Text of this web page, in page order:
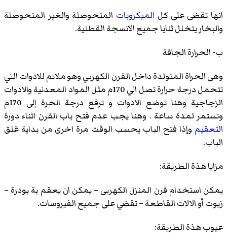
انها تقضى على كل الميكروبات المتحوصلة والغير المتحوصلة
والبخار يتخلل ثنايا جميع الانسجة القطنية.
ب‌- الحرارة الجافة
وهى الحراة المتولدة داخل الفرن الكهربي وهو ملائم للادوات التي
تتحمل درجة حرارة تصل الي 170م مثل المواد المعدنية والادوات
الزجاجية وهنا توضع الادوات و ترفع درجة الحرة إلى 170م
وتستمر لمدة ساعة . وهنا يجب عدم فتح باب الفرن اثناء دورة
التعقيم وإذا فتح الباب يحسب الوقت مرة اخرى من بداية غلق
الباب.
مزايا هذة الطريقة:
يمكن استخدام فرن المنزل الكهربى – يمكن ان يعقم بة بودرة –
زيوت أو الالات القاطعة – تقضي على جميع الفيروسات.
عيوب هذة الطريقة: